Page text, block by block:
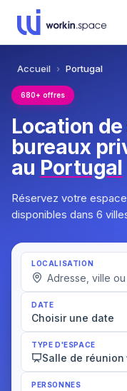
Accueil › Portugal
680+ offres
Location
bureaux
au Portugal
Réservez votre
disponibles dans 6
LOCALISATION
DATE
Choisir une date
TYPE D'ESPACE
Salle de réunion
PERSONNES